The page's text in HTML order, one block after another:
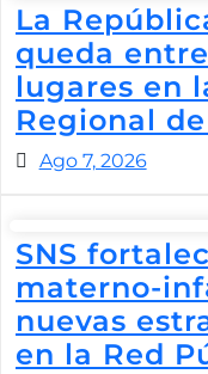
La
queda
lugares en
Regional
Ago 7, 2026
SNS
materno-
nuevas
en la Red